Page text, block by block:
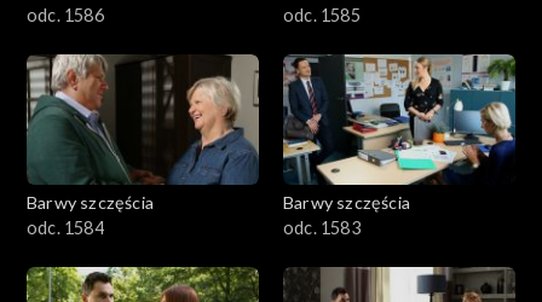
odc. 1586
odc. 1585
Barwy szczęścia
odc. 1584
Barwy szczęścia
odc. 1583